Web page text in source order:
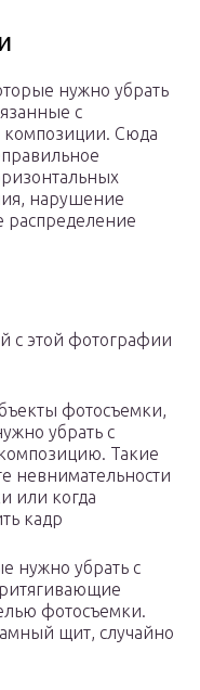
нужно убрать
с
Сюда
нарушение
распределение
с этой фотографии
фотосъемки,
убрать с
Такие
невнимательности
или когда
кадр
нужно убрать с
фотосъемки.
щит, случайно